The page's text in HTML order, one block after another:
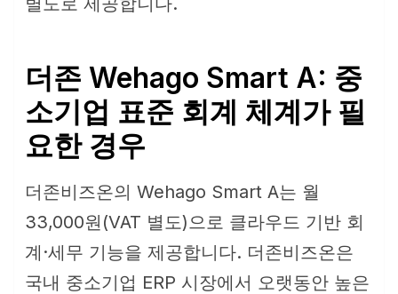
더존 Wehago Smart A: 중
소기업 표준 회계 체계가 필
요한 경우
더존비즈온의 Wehago Smart A는 월
33,000원(VAT 별도)으로 클라우드 기반 회
계·세무 기능을 제공합니다. 더존비즈온은
국내 중소기업 ERP 시장에서 오랫동안 높은